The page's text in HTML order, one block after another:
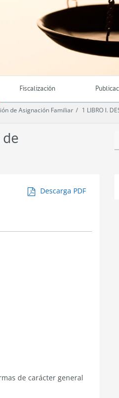
Fiscalización
de Asignación Familiar 1 LIBRO I.
Descarga PDF
de carácter general